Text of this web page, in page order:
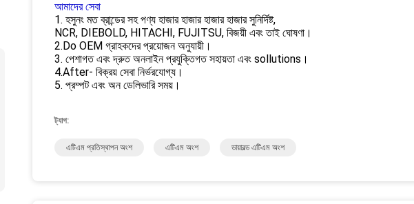
আমাদের সেবা
1. হসুনং মত ব্রান্ডের সহ পণ্য হাজার হাজার হাজার হাজার সুনির্দিষ্ট,
NCR, DIEBOLD, HITACHI, FUJITSU, বিজয়ী এবং তাই ঘোষণা।
2.Do OEM গ্রাহকদের প্রয়োজন অনুযায়ী।
3. পেশাগত এবং দ্রুত অনলাইন প্রযুক্তিগত সহায়তা এবং sollutions।
4.After- বিক্রয় সেবা নির্ভরযোগ্য।
5. প্রম্পট এবং অন ডেলিভারি সময়।
ট্যাগ:
এটিএম প্রতিস্থাপন অংশ এটিএম অংশ ডায়াবল্ড এটিএম অংশ